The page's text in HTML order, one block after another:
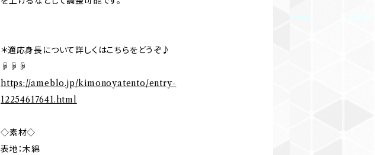
＊適応身長について詳しくはこちらをどうぞ♪
☟☟☟
https://ameblo.jp/kimonoyatento/entry-
12254617641.html
◇素材◇
表地：木綿